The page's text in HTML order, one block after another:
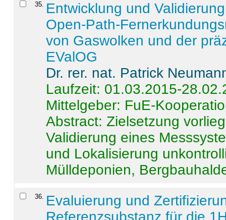
35. Entwicklung und
Open-Path-
von Gaswolken und der
EValOG
Dr. rer. nat. Patrick
Laufzeit: 01.03.2015-
Mittelgeber: FuE-
Abstract:Zielsetzung
Validierung eines
und Lokalisierung
Mülldeponien,
36. Evaluierung und
Referenzsubstanz für die